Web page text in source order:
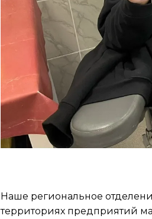
Наше региональное
территориях предприятий